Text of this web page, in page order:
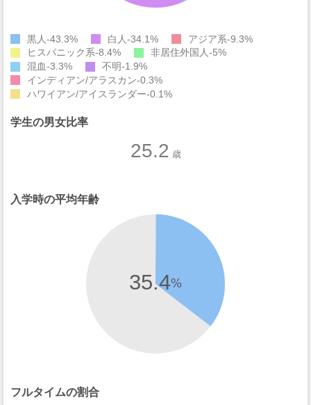
黒人 43.3% 白人 34.1% アジア系 9.3%
ヒスパニック系 8.4% 非居住外国人 5%
混血 3.3% 不明 1.9%
インディアン/アラスカン 0.3%
ハワイアン/アイスランダー 0.1%
学生の男女比率
25.2 歳
入学時の平均年齢
35.4%
フルタイムの割合